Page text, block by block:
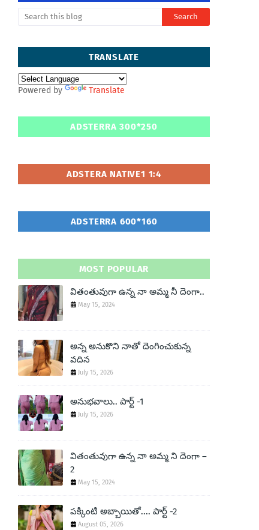
TRANSLATE
Powered by Translate
ADSTERRA 300*250
ADSTERA NATIVE1 1:4
ADSTERRA 600*160
MOST POPULAR
వితంతువుగా ఉన్న నా అమ్మ నీ దెంగా..
May 15, 2024
అన్న అనుకొని నాతో దెంగించుకున్న
వదిన
July 15, 2026
అనుభవాలు.. పార్ట్ -1
July 15, 2026
వితంతువుగా ఉన్న నా అమ్మ ని దెంగా –
2
May 15, 2024
పక్కింటి అబ్బాయితో.... పార్ట్ -2
August 05, 2026